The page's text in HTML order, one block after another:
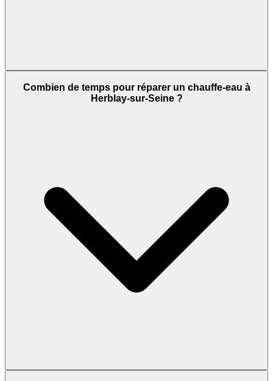
Combien de temps pour réparer un chauffe-eau à
Herblay-sur-Seine ?